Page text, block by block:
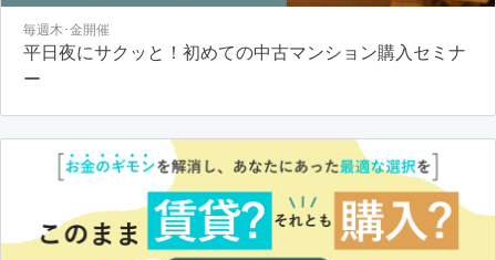
毎週木･金開催
平日夜にサクッと！初めての中古マンション購入セミナ
ー